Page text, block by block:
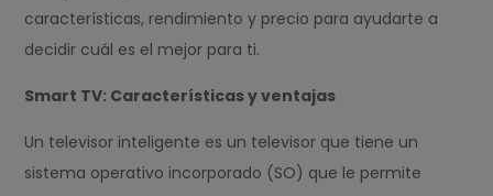
características, rendimiento y precio para ayudarte a
decidir cuál es el mejor para ti.
Smart TV: Características y ventajas
Un televisor inteligente es un televisor que tiene un
sistema operativo incorporado (SO) que le permite